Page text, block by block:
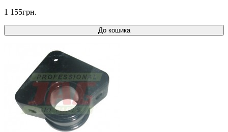
1 155грн.
До кошика